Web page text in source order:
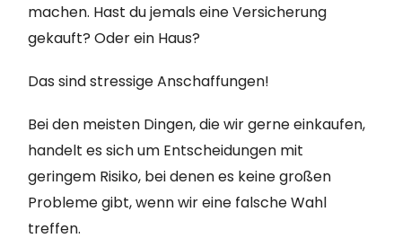
machen. Hast du jemals eine Versicherung
gekauft? Oder ein Haus?
Das sind stressige Anschaffungen!
Bei den meisten Dingen, die wir gerne einkaufen,
handelt es sich um Entscheidungen mit
geringem Risiko, bei denen es keine großen
Probleme gibt, wenn wir eine falsche Wahl
treffen.